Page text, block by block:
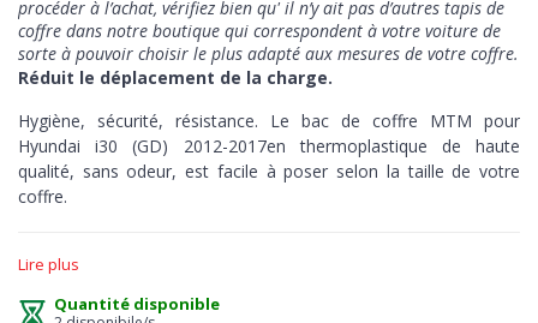
procéder à l’achat, vérifiez bien qu' il n’y ait pas d’autres tapis de
coffre dans notre boutique qui correspondent à votre voiture de
sorte à pouvoir choisir le plus adapté aux mesures de votre coffre.
Réduit le déplacement de la charge.
Hygiène, sécurité, résistance. Le bac de coffre MTM pour
Hyundai i30 (GD) 2012-2017en thermoplastique de haute
qualité, sans odeur, est facile à poser selon la taille de votre
coffre.
absorber les liquides ou d'autres substances en assurant à tout
vous pouvez conduire propre.
Lire plus
Quantité disponible